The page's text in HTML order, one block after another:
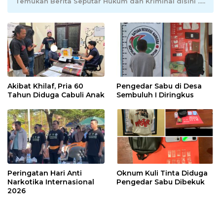
Akibat Khilaf, Pria 60
Tahun Diduga Cabuli Anak
Pengedar Sabu di Desa
Sembuluh I Diringkus
Peringatan Hari Anti
Narkotika Internasional
2026
Oknum Kuli Tinta Diduga
Pengedar Sabu Dibekuk